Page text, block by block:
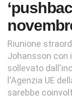
Riunione
Johansson con
sollevato
l'Agenzia UE
sarebbe